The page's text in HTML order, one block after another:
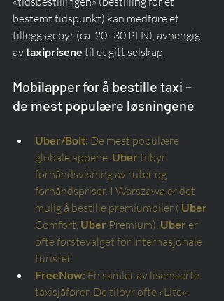
bestemt tidspunkt) kan medføre et
tilleggsgebyr (ca. 20–30 PLN), avhengig
av taxiprisene til et gitt selskap.
Mobilapper for å bestille taxi –
de mest populære løsningene
Uber/Bolt: De mest populære
globale appene. Uber tilbyr
forhåndsvisning av ruter og
forhåndspriser. I Warszawa er det
mulig å bestille premiumbiler ( Uber
Comfort, Uber Premium). Uber er
ofte førstevalget for internasjonale
turister.
FreeNow: En samler av lisensierte
taxisjåfører. De tilbyr ofte «Lite»-